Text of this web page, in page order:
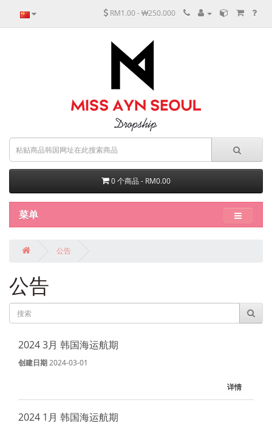
RM1.00 - ₩250.000
0 个商品 - RM0.00
菜单
公告
公告
2024 3月 韩国海运航期
创建日期2024-03-01
详情
2024 1月 韩国海运航期